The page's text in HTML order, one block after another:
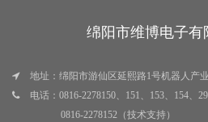
绵阳市维博电子有
地址：绵阳市游仙区延熙路1号机器人产
电话：0816-2278150、151、153、154、
0816-2278152（技术支持）